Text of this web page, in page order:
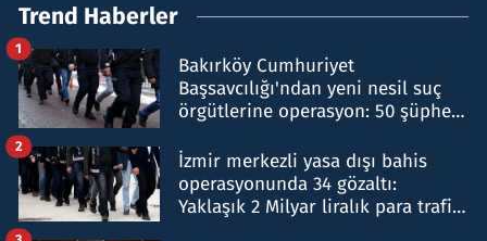
Trend Haberler
Bakırköy Cumhuriyet
Başsavcılığı'ndan yeni nesil suç
örgütlerine operasyon: 50 şüpheli
1
İzmir merkezli yasa dışı bahis
operasyonunda 34 gözaltı:
Yaklaşık 2 Milyar liralık para trafiği
2